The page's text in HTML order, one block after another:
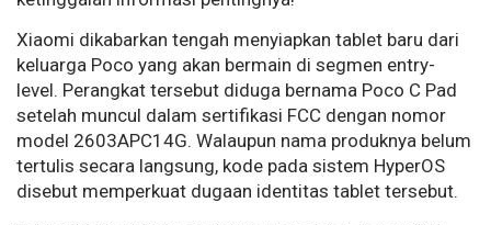
Xiaomi dikabarkan tengah menyiapkan tablet baru dari
keluarga Poco yang akan bermain di segmen entry-
level. Perangkat tersebut diduga bernama Poco C Pad
setelah muncul dalam sertifikasi FCC dengan nomor
model 2603APC14G. Walaupun nama produknya belum
tertulis secara langsung, kode pada sistem HyperOS
disebut memperkuat dugaan identitas tablet tersebut.